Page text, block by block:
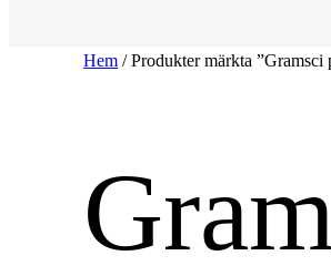
Hem / Produkter märkta ”Gramsci